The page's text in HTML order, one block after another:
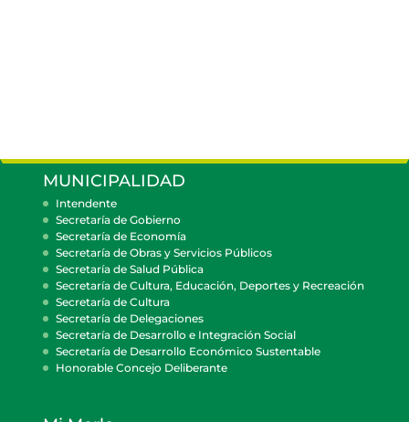
MUNICIPALIDAD
Intendente
Secretaría de Gobierno
Secretaría de Economía
Secretaría de Obras y Servicios Públicos
Secretaría de Salud Pública
Secretaría de Cultura, Educación, Deportes y Recreación
Secretaría de Cultura
Secretaría de Delegaciones
Secretaría de Desarrollo e Integración Social
Secretaría de Desarrollo Económico Sustentable
Honorable Concejo Deliberante